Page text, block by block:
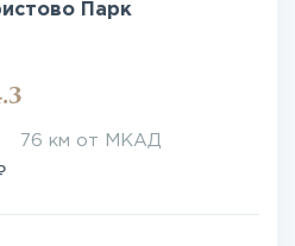
Парк
76 км от МКАД